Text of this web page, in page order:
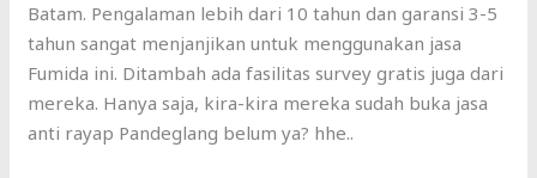
Batam. Pengalaman lebih dari 10 tahun dan garansi 3-5
tahun sangat menjanjikan untuk menggunakan jasa
Fumida ini. Ditambah ada fasilitas survey gratis juga dari
mereka. Hanya saja, kira-kira mereka sudah buka jasa
anti rayap Pandeglang belum ya? hhe..